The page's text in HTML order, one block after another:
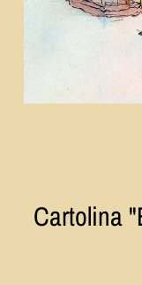
Cartolina